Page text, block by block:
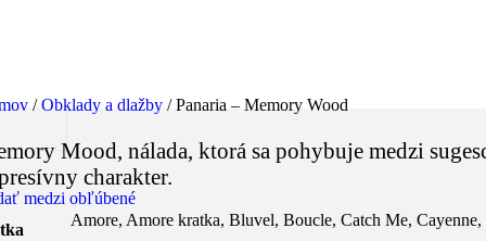
/ Obklady a dlažby / Panaria – Memory Wood
Mood, nálada, ktorá sa pohybuje medzi
charakter.
medzi obľúbené
Amore, Amore kratka, Bluvel, Boucle, Catch Me, Cayenne,